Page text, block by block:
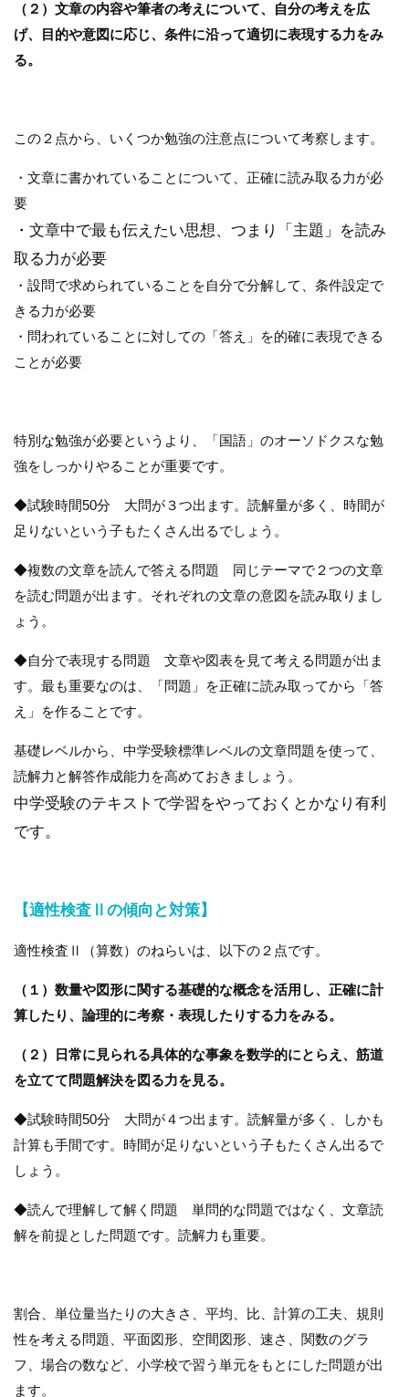
（２）文章の内容や筆者の考えについて、自分の考えを広
げ、目的や意図に応じ、条件に沿って適切に表現する力をみ
る。
この２点から、いくつか勉強の注意点について考察します。
・文章に書かれていることについて、正確に読み取る力が必
要
・文章中で最も伝えたい思想、つまり「主題」を読み
取る力が必要
・設問で求められていることを自分で分解して、条件設定で
きる力が必要
・問われていることに対しての「答え」を的確に表現できる
ことが必要
特別な勉強が必要というより、「国語」のオーソドクスな勉
強をしっかりやることが重要です。
◆試験時間50分 大問が３つ出ます。読解量が多く、時間が
足りないという子もたくさん出るでしょう。
◆複数の文章を読んで答える問題 同じテーマで２つの文章
を読む問題が出ます。それぞれの文章の意図を読み取りまし
ょう。
◆自分で表現する問題 文章や図表を見て考える問題が出ま
す。最も重要なのは、「問題」を正確に読み取ってから「答
え」を作ることです。
基礎レベルから、中学受験標準レベルの文章問題を使って、
読解力と解答作成能力を高めておきましょう。
中学受験のテキストで学習をやっておくとかなり有利
です。
【適性検査Ⅱの傾向と対策】
適性検査Ⅱ（算数）のねらいは、以下の２点です。
（１）数量や図形に関する基礎的な概念を活用し、正確に計
算したり、論理的に考察・表現したりする力をみる。
（２）日常に見られる具体的な事象を数学的にとらえ、筋道
を立てて問題解決を図る力を見る。
◆試験時間50分 大問が４つ出ます。読解量が多く、しかも
計算も手間です。時間が足りないという子もたくさん出るで
しょう。
◆読んで理解して解く問題 単問的な問題ではなく、文章読
解を前提とした問題です。読解力も重要。
割合、単位量当たりの大きさ、平均、比、計算の工夫、規則
性を考える問題、平面図形、空間図形、速さ、関数のグラ
フ、場合の数など、小学校で習う単元をもとにした問題が出
ます。